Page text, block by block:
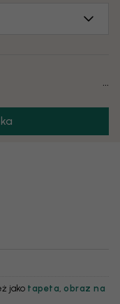
jako tapeta obraz na